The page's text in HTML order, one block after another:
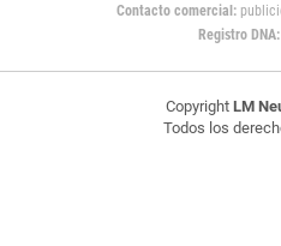
Contacto comercial:
Registro
Copyright LM
Todos los